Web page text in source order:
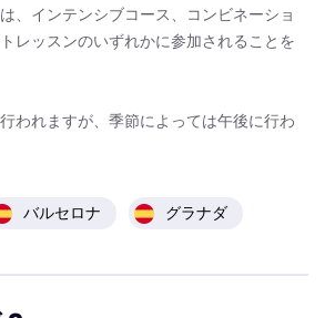
、インテンシブコース、コンビネーショ
レッスンのいずれかに参加されることを
われますが、季節によっては午後に行わ
バルセロナ グラナダ